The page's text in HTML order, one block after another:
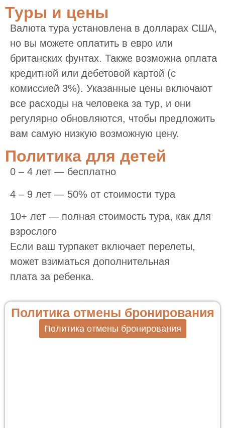
Туры и цены
Валюта тура установлена в долларах США,
но вы можете оплатить в евро или
британских фунтах. Также возможна оплата
кредитной или дебетовой картой (с
комиссией 3%). Указанные цены включают
все расходы на человека за тур, и они
регулярно обновляются, чтобы предложить
вам самую низкую возможную цену.
Политика для детей
0 – 4 лет — бесплатно
4 – 9 лет — 50% от стоимости тура
10+ лет — полная стоимость тура, как для
взрослого
Если ваш турпакет включает перелеты,
может взиматься дополнительная
плата за ребенка.
Политика отмены бронирования
Политика отмены бронирования